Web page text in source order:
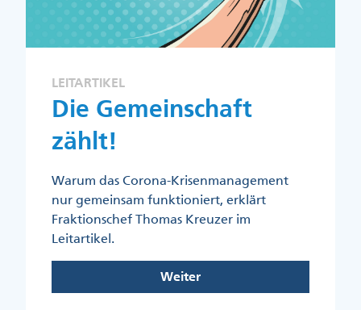
LEITARTIKEL
Die Gemeinschaft
zählt!
Warum das Corona-Krisenmanagement
nur gemeinsam funktioniert, erklärt
Fraktionschef Thomas Kreuzer im
Leitartikel.
Weiter